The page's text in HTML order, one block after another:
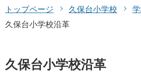
トップページ 久保台小学校
久保台小学校沿革
久保台小学校沿革